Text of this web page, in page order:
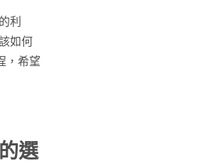
利
如何
，希望
選